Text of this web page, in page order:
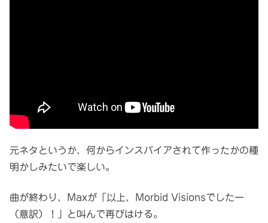
元ネタというか、何からインスパイアされて作ったかの種
明かしみたいで楽しい。
曲が終わり、Maxが「以上、Morbid Visionsでしたー
（意訳）！」と叫んで再びはける。